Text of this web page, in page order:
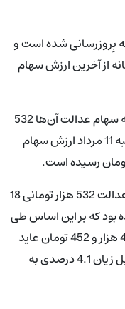
بِروزرسانی شده است و
از آخرین ارزش سهام
بر اساس این گزارش کسانی که ارزش اولیه سهام عدالت آن‌ها 532
هزار تومان است در پایان معاملات روز شنبه 11 مرداد ارزش سهام
در پایان معاملات هفته قبل ارزش سهام عدالت 532 هزار تومانی 18
اعلام شده بود که بر این اساس طی
معاملات شنبه 2.6 درصد سود معادل 495 هزار و 452 تومان عاید
سهامداران عدالت شده است. در هفته قبل زیان 4.1 درصدی به